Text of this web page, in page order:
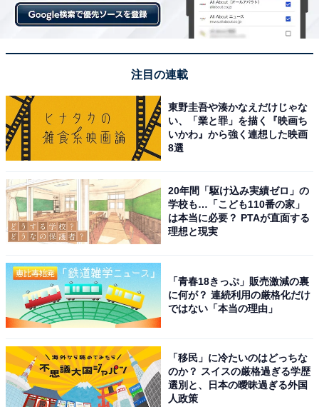
注目の連載
東野圭吾や湊かなえだけじゃな
い、「業と罪」を描く『映画ち
いかわ』から強く連想した映画
8選
20年間「駆け込み実績ゼロ」の
学校も…「こども110番の家」
は本当に必要？ PTAが直面する
理想と現実
「青春18きっぷ」販売激減の裏
に何が？ 連続利用の厳格化だけ
ではない「本当の理由」
「移民」に冷たいのはどっちな
のか？ スイスの厳格過ぎる学歴
選別と、日本の曖昧過ぎる外国
人政策